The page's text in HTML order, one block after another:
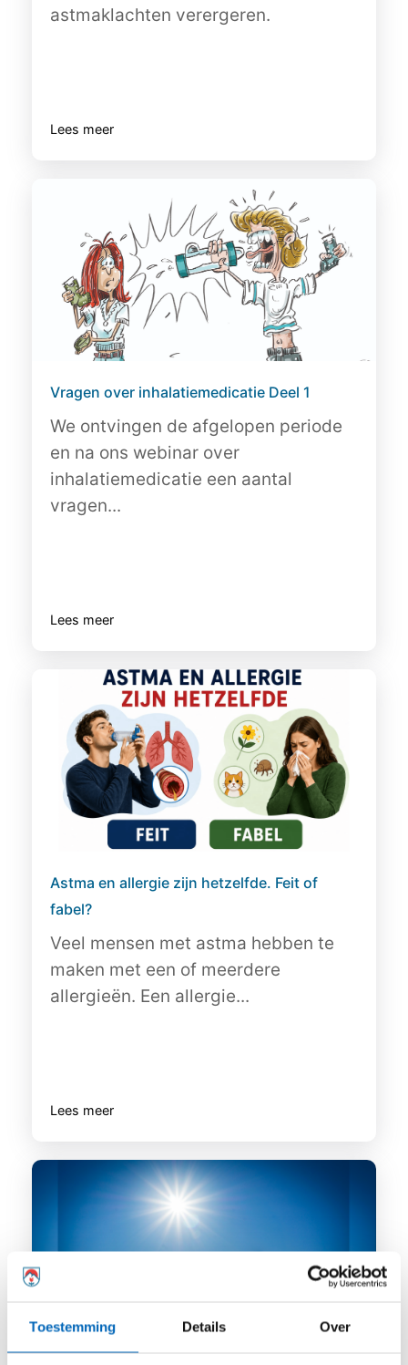
Toestemming Details Over
astmaklachten verergeren.
Lees meer
Vragen over inhalatiemedicatie Deel 1
We ontvingen de afgelopen periode
en na ons webinar over
inhalatiemedicatie een aantal
vragen...
Lees meer
Astma en allergie zijn hetzelfde. Feit of
fabel?
Veel mensen met astma hebben te
maken met een of meerdere
allergieën. Een allergie...
Lees meer